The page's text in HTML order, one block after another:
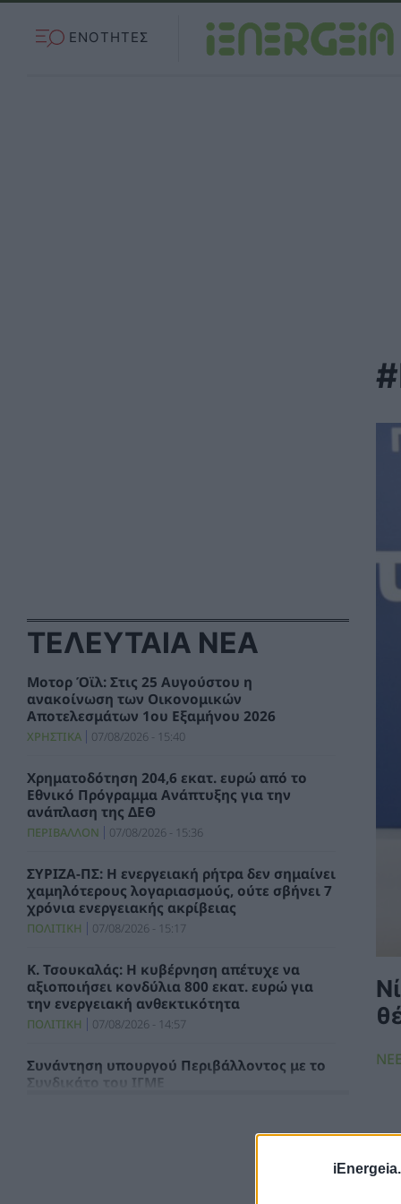
ΕΝΟΤΗΤΕΣ
ΤΕΛΕΥΤΑΙΑ ΝΕΑ
Μοτορ Όϊλ: Στις 25 Αυγούστου η
ανακοίνωση των Οικονομικών
Αποτελεσμάτων 1ου Εξαμήνου 2026
ΧΡΗΣΤΙΚΑ 07/08/2026 - 15:40
Χρηματοδότηση 204,6 εκατ. ευρώ από το
Εθνικό Πρόγραμμα Ανάπτυξης για την
ανάπλαση της ΔΕΘ
ΠΕΡΙΒΑΛΛΟΝ 07/08/2026 - 15:36
ΣΥΡΙΖΑ-ΠΣ: Η ενεργειακή ρήτρα δεν σημαίνει
χαμηλότερους λογαριασμούς, ούτε σβήνει 7
χρόνια ενεργειακής ακρίβειας
ΠΟΛΙΤΙΚΗ 07/08/2026 - 15:17
Κ. Τσουκαλάς: Η κυβέρνηση απέτυχε να
αξιοποιήσει κονδύλια 800 εκατ. ευρώ για
την ενεργειακή ανθεκτικότητα
ΠΟΛΙΤΙΚΗ 07/08/2026 - 14:57
Συνάντηση υπουργού Περιβάλλοντος με το
Συνδικάτο του ΙΓΜΕ